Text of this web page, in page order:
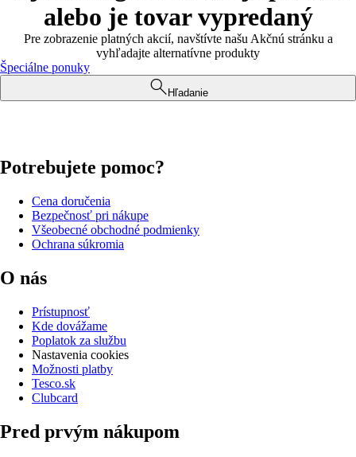
alebo je tovar vypredaný
Pre zobrazenie platných akcií, navštívte našu Akčnú stránku a
vyhľadajte alternatívne produkty
Špeciálne ponuky
Hľadanie
Potrebujete pomoc?
Cena doručenia
Bezpečnosť pri nákupe
Všeobecné obchodné podmienky
Ochrana súkromia
O nás
Prístupnosť
Kde dovážame
Poplatok za službu
Nastavenia cookies
Možnosti platby
Tesco.sk
Clubcard
Pred prvým nákupom